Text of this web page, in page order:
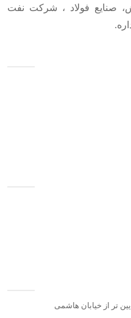
صنایع فولاد ، شرکت نفت
تر از خیابان هاشمی